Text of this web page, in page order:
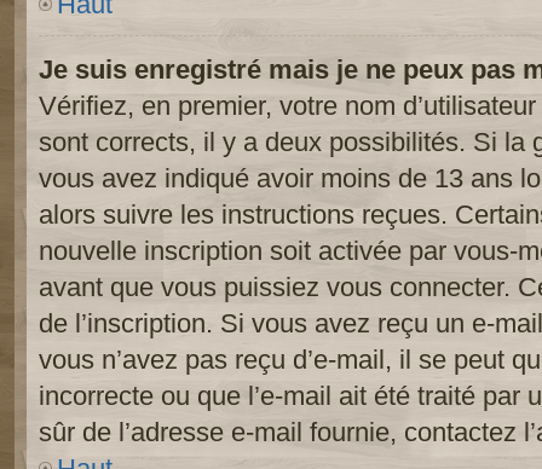
Je suis enregistré mais je ne peux pas
Vérifiez, en premier, votre nom
sont corrects, il y a deux possibilités. Si la
vous avez indiqué avoir moins de 13 ans
alors suivre les instructions reçues.
nouvelle inscription soit activée par vous-
avant que vous puissiez vous connecter.
de l’inscription. Si vous avez reçu un e-
vous n’avez pas reçu d’e-mail, il se peut
incorrecte ou que l’e-mail ait été traité par
sûr de l’adresse e-mail fournie, contactez